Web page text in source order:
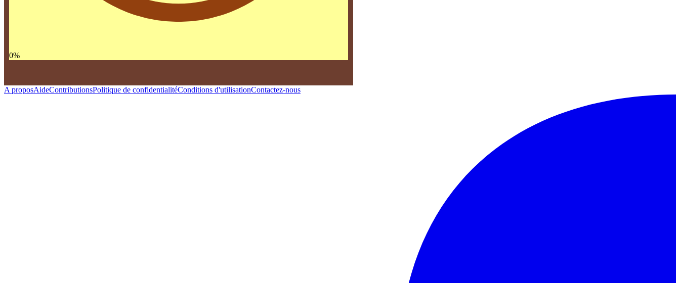
0%
A proposAideContributionsPolitique de confidentialitéConditions d'utilisationContactez-nous